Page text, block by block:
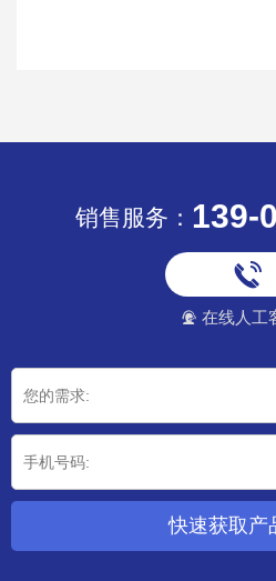
销售服务： 139-

 在线人工
快速获取产